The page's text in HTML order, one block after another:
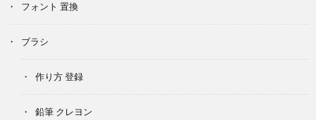
フォント 置換
ブラシ
作り方 登録
鉛筆 クレヨン